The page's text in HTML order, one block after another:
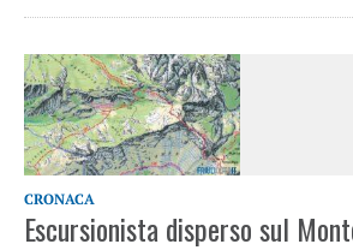
CRONACA
Escursionista disperso sul